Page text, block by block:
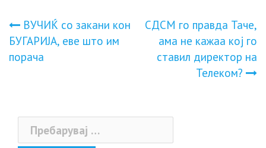
Навигација
на
ВУЧИЌ со закани кон
БУГАРИЈА, еве што им
порача
СДСМ го правда Таче,
ама не кажаа кој го
ставил директор на
Телеком?
Пребарувај
за: